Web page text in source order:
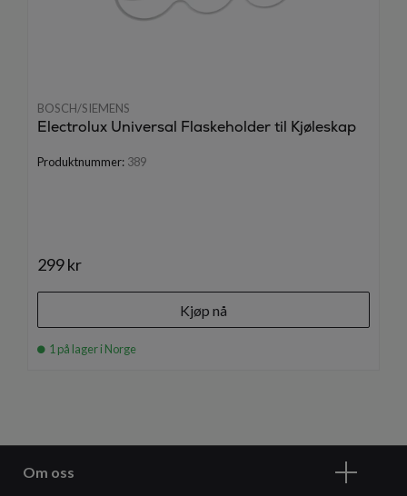
BOSCH/SIEMENS
Electrolux Universal Flaskeholder til Kjøleskap
Produktnummer: 389
299 kr
Kjøp nå
1 på lager i Norge
Om oss